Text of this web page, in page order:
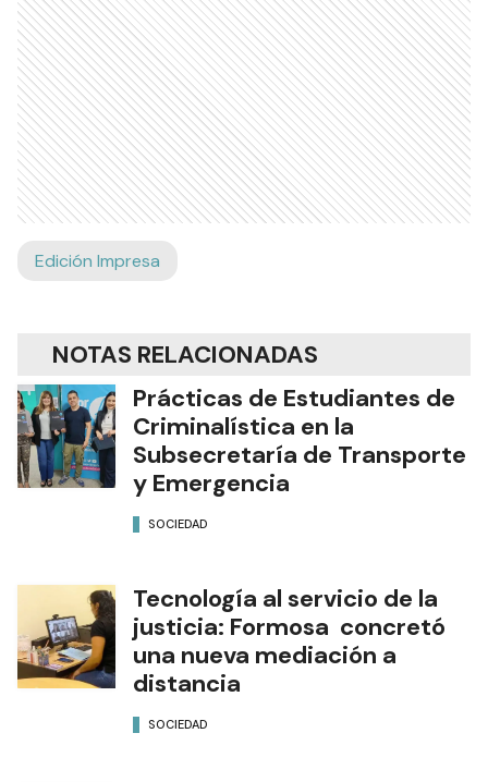
Edición Impresa
NOTAS RELACIONADAS
Prácticas de Estudiantes de
Criminalística en la
Subsecretaría de Transporte
y Emergencia
SOCIEDAD
Tecnología al servicio de la
justicia: Formosa concretó
una nueva mediación a
distancia
SOCIEDAD